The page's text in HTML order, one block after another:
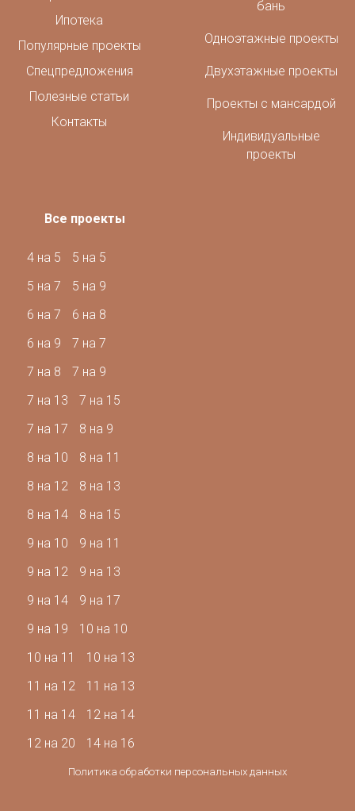
бань
Одноэтажные проекты
Двухэтажные проекты
Проекты с мансардой
Индивидуальные
проекты
Ипотека
Популярные проекты
Спецпредложения
Полезные статьи
Контакты
Все проекты
4 на 5
5 на 5
5 на 7
5 на 9
6 на 7
6 на 8
6 на 9
7 на 7
7 на 8
7 на 9
7 на 13
7 на 15
7 на 17
8 на 9
8 на 10
8 на 11
8 на 12
8 на 13
8 на 14
8 на 15
9 на 10
9 на 11
9 на 12
9 на 13
9 на 14
9 на 17
9 на 19
10 на 10
10 на 11
10 на 13
11 на 12
11 на 13
11 на 14
12 на 14
12 на 20
14 на 16
Политика обработки персональных данных